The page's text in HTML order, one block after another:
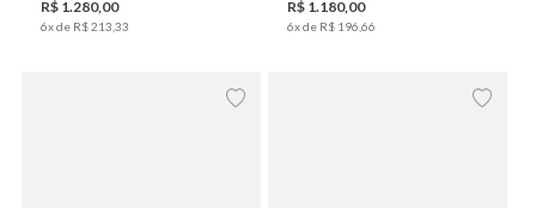
R$ 1.280,00
6x de R$213 33
R$ 1.180,00
6x de R$ 196 66